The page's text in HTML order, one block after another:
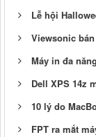
Lễ hội
Viewsonic
Máy in đa
Dell XPS 14z
10 lý do
FPT ra mắt